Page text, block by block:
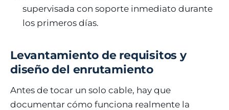
supervisada con soporte inmediato durante
los primeros días.
Levantamiento de requisitos y
diseño del enrutamiento
Antes de tocar un solo cable, hay que
documentar cómo funciona realmente la